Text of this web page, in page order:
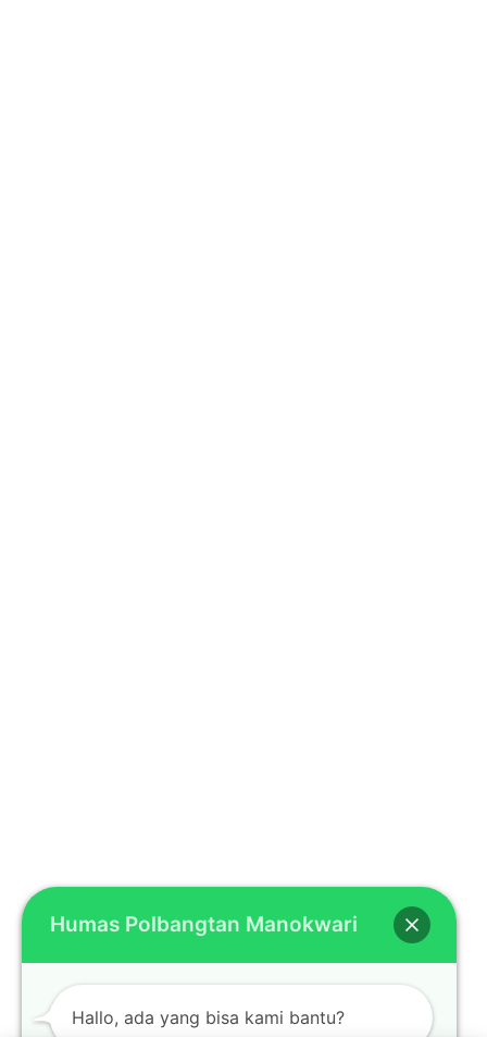
Humas Polbangtan Manokwari
Hallo, ada yang bisa kami bantu?